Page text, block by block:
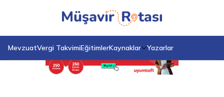
MevzuatVergi TakvimiEğitimlerKaynaklar Yazarlar
Anasayfa
Blog
Ocak 2026 Memur ve Emekli Zammı Açıklandı mı? 2026 Memur Zammı